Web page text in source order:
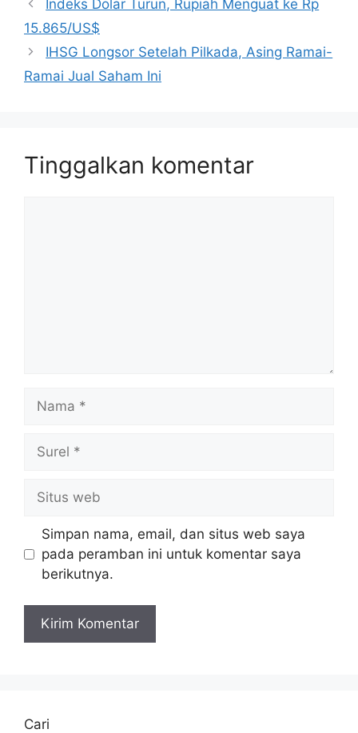
Indeks Dolar Turun, Rupiah Menguat ke Rp
15.865/US$
IHSG Longsor Setelah Pilkada, Asing Ramai-
Ramai Jual Saham Ini
Tinggalkan komentar
Nama
Surel
Situs
web
Simpan nama, email, dan situs web saya
pada peramban ini untuk komentar saya
berikutnya.
Cari